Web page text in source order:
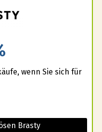
wenn Sie sich für
Brasty